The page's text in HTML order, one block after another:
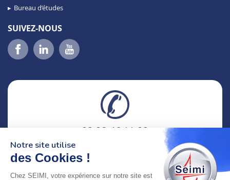
Bureau d’études
SUIVEZ-NOUS
02 98 46 11 02
8h-12h30 & 13h30-18h
adresse : 75 Rue Amiral Troude,
Notre site utilise
des Cookies !
Chez SEIMI, votre expérience sur notre site est